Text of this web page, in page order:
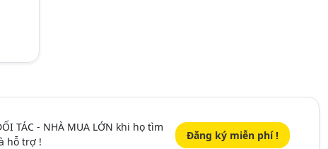
TÁC - NHÀ MUA LỚN khi họ tìm
hỗ trợ ! Đăng ký miễn phí !